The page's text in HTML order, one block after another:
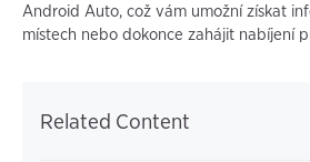
Android Auto, což vám umožní získat
místech nebo dokonce zahájit nabíjení
Related Content